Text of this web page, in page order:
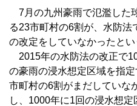
7月の九州豪雨で氾濫した
る23市町村の6割が、水防
の改定をしていなかったとい
2015年の水防法の改正で
の豪雨の浸水想定区域を指
市町村の6割がまだしていな
し、1000年に1回の浸水想